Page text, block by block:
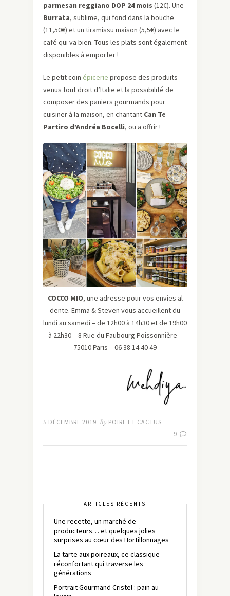
parmesan reggiano DOP 24 mois (12€). Une
Burrata, sublime, qui fond dans la bouche
(11,50€) et un tiramissu maison (5,5€) avec le
café qui va bien. Tous les plats sont également
disponibles à emporter !
Le petit coin épicerie propose des produits
venus tout droit d’Italie et la possibilité de
composer des paniers gourmands pour
cuisiner à la maison, en chantant Can Te
Partiro d’Andréa Bocelli, ou a offrir !
COCCO MIO, une adresse pour vos envies al
dente. Emma & Steven vous accueillent du
lundi au samedi – de 12h00 à 14h30 et de 19h00
à 22h30 – 8 Rue du Faubourg Poissonnière –
75010 Paris – 06 38 14 40 49
5 DÉCEMBRE 2019 By POIRE ET CACTUS
9
ARTICLES RÉCENTS
Une recette, un marché de
producteurs… et quelques jolies
surprises au cœur des Hortillonnages
La tarte aux poireaux, ce classique
réconfortant qui traverse les
générations
Portrait Gourmand Cristel : pain au